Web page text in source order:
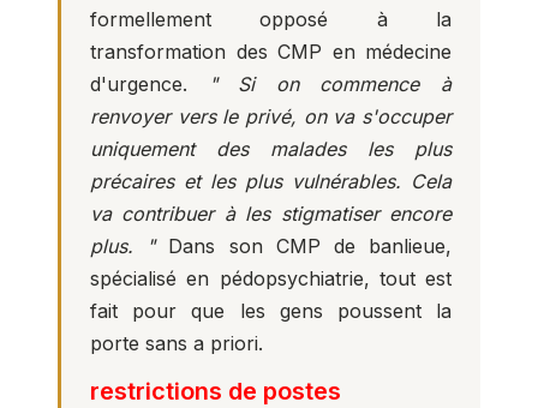
formellement opposé à la
transformation des CMP en médecine
d'urgence.
" Si on commence à
renvoyer vers le privé, on va s'occuper
uniquement des malades les plus
précaires et les plus vulnérables. Cela
va contribuer à les stigmatiser encore
plus. "Dans son CMP de banlieue,
spécialisé en pédopsychiatrie, tout est
fait pour que les gens poussent la
porte sans a priori.
restrictions de postes